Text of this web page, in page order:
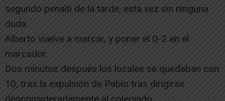
segundo penalti de la tarde, esta vez sin ninguna
duda.
Alberto vuelve a marcar, y poner el 0-2 en el
marcador.
Dos minutos después los locales se quedaban con
10, tras la expulsión de Pablo tras dirigirse
desconsideradamente al colegiado.